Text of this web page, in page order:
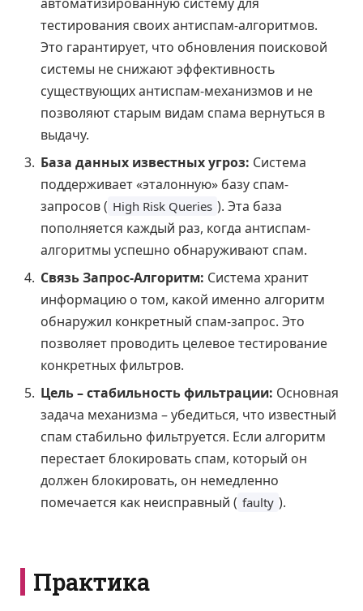
тестирования своих антиспам-алгоритмов.
Это гарантирует, что обновления поисковой
системы не снижают эффективность
существующих антиспам-механизмов и не
позволяют старым видам спама вернуться в
выдачу.
База данных известных угроз: Система
поддерживает «эталонную» базу спам-
запросов ( High Risk Queries ). Эта база
пополняется каждый раз, когда антиспам-
алгоритмы успешно обнаруживают спам.
Связь Запрос-Алгоритм: Система хранит
информацию о том, какой именно алгоритм
обнаружил конкретный спам-запрос. Это
позволяет проводить целевое тестирование
конкретных фильтров.
Цель – стабильность фильтрации: Основная
задача механизма – убедиться, что известный
спам стабильно фильтруется. Если алгоритм
перестает блокировать спам, который он
должен блокировать, он немедленно
помечается как неисправный ( faulty ).
Практика